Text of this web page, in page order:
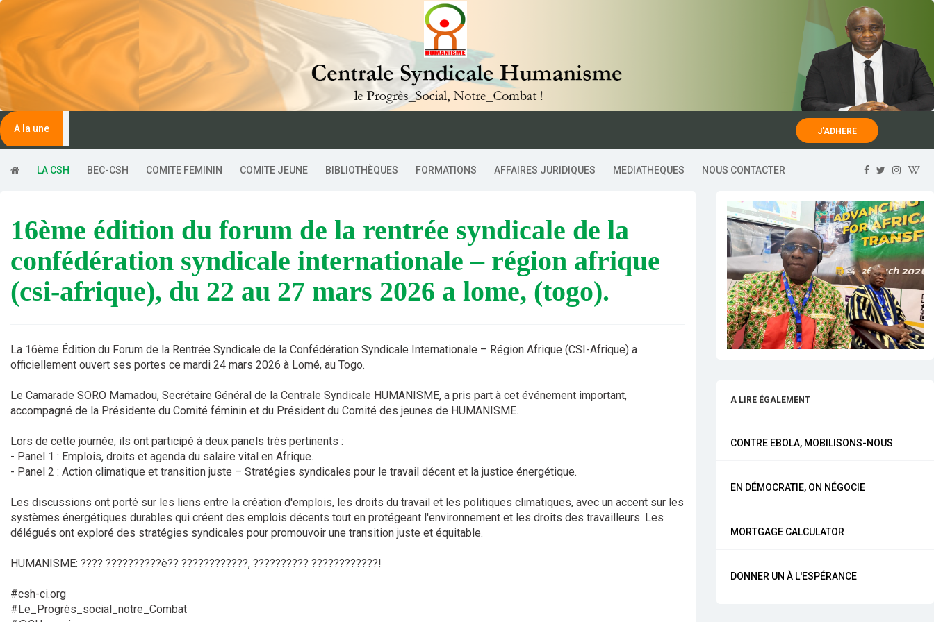
A la une J'ADHERE
LA CSH BEC-CSH COMITE FEMININ COMITE JEUNE BIBLIOTHÈQUES FORMATIONS AFFAIRES JURIDIQUES MEDIATHEQUES NOUS CONTACTER
16ème édition du forum de la rentrée syndicale de la
confédération syndicale internationale – région afrique
(csi-afrique), du 22 au 27 mars 2026 a lome, (togo).
La 16ème Édition du Forum de la Rentrée Syndicale de la Confédération Syndicale Internationale – Région Afrique (CSI-Afrique) a
officiellement ouvert ses portes ce mardi 24 mars 2026 à Lomé, au Togo.
Le Camarade SORO Mamadou, Secrétaire Général de la Centrale Syndicale HUMANISME, a pris part à cet événement important,
accompagné de la Présidente du Comité féminin et du Président du Comité des jeunes de HUMANISME.
Lors de cette journée, ils ont participé à deux panels très pertinents :
- Panel 1 : Emplois, droits et agenda du salaire vital en Afrique.
- Panel 2 : Action climatique et transition juste – Stratégies syndicales pour le travail décent et la justice énergétique.
Les discussions ont porté sur les liens entre la création d'emplois, les droits du travail et les politiques climatiques, avec un accent sur les
systèmes énergétiques durables qui créent des emplois décents tout en protégeant l'environnement et les droits des travailleurs. Les
délégués ont exploré des stratégies syndicales pour promouvoir une transition juste et équitable.
HUMANISME: ???? ??????????è?? ????????????, ?????????? ????????????!
#csh-ci.org
#Le_Progrès_social_notre_Combat
A LIRE ÉGALEMENT
CONTRE EBOLA, MOBILISONS-NOUS
EN DÉMOCRATIE, ON NÉGOCIE
MORTGAGE CALCULATOR
DONNER UN À L'ESPÉRANCE